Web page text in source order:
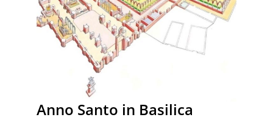
Anno Santo in Basilica